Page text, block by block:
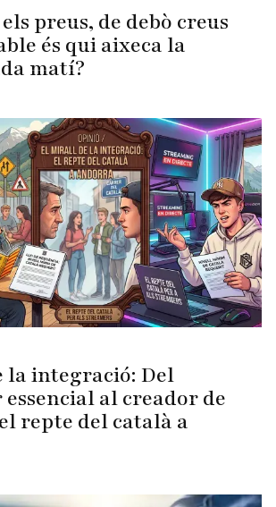
preus, de debò creus
és qui aixeca la
matí?
integració: Del
al creador de
repte del català a